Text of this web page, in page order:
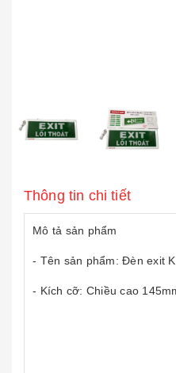
Thông tin chi tiết
Mô tả sản phẩm
- Tên sản phẩm: Đèn exit
- Kích cỡ: Chiều cao